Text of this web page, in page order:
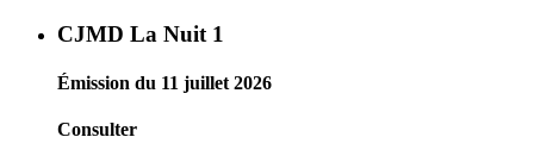
CJMD La Nuit 1
Émission du 11 juillet 2026
Consulter